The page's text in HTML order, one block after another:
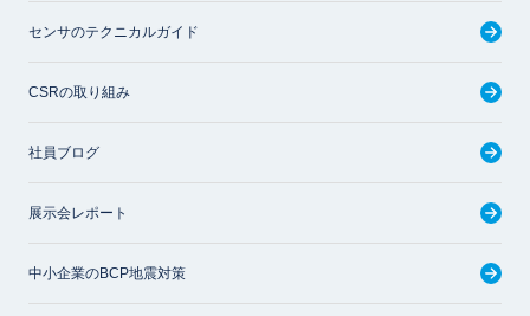
センサのテクニカルガイド
CSRの取り組み
社員ブログ
展示会レポート
中小企業のBCP地震対策